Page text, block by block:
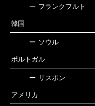
ー フランクフルト
韓国
ー ソウル
ポルトガル
ー リスボン
アメリカ